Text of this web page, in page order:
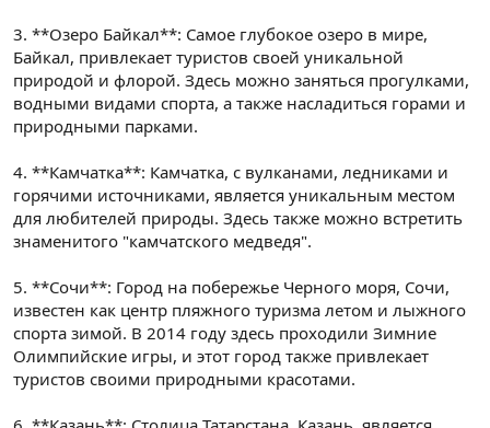
3. **Озеро Байкал**: Самое глубокое озеро в мире,
Байкал, привлекает туристов своей уникальной
природой и флорой. Здесь можно заняться прогулками,
водными видами спорта, а также насладиться горами и
природными парками.
4. **Камчатка**: Камчатка, с вулканами, ледниками и
горячими источниками, является уникальным местом
для любителей природы. Здесь также можно встретить
знаменитого "камчатского медведя".
5. **Сочи**: Город на побережье Черного моря, Сочи,
известен как центр пляжного туризма летом и лыжного
спорта зимой. В 2014 году здесь проходили Зимние
Олимпийские игры, и этот город также привлекает
туристов своими природными красотами.